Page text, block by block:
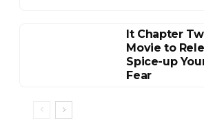
It Chapter
Movie to
Spice-up
Fear